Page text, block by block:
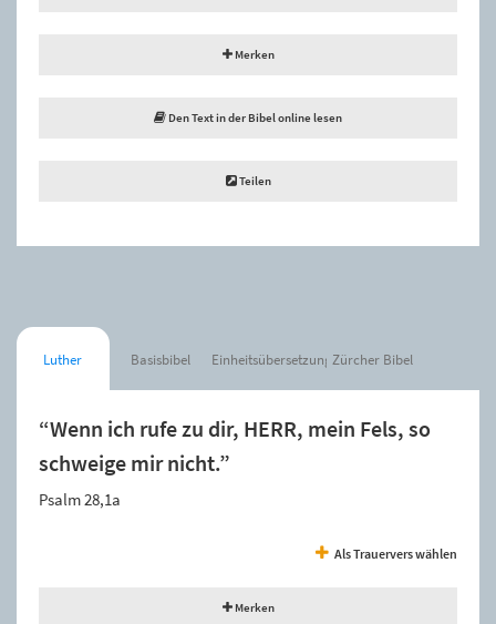
Merken
Den Text in der Bibel online lesen
Teilen
Luther Basisbibel Einheitsübersetzung Zürcher Bibel
“Wenn ich rufe zu dir, HERR, mein Fels, so
schweige mir nicht.”
Psalm 28,1a
Als Trauervers wählen
Merken